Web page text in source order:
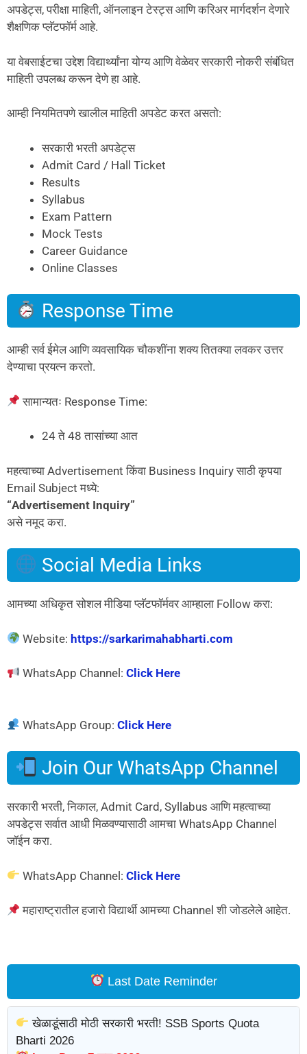
अपडेट्स, परीक्षा माहिती, ऑनलाइन टेस्ट्स आणि करिअर मार्गदर्शन देणारे
शैक्षणिक प्लॅटफॉर्म आहे.
या वेबसाईटचा उद्देश विद्यार्थ्यांना योग्य आणि वेळेवर सरकारी नोकरी संबंधित
माहिती उपलब्ध करून देणे हा आहे.
आम्ही नियमितपणे खालील माहिती अपडेट करत असतो:
सरकारी भरती अपडेट्स
Admit Card / Hall Ticket
Results
Syllabus
Exam Pattern
Mock Tests
Career Guidance
Online Classes
Response Time
आम्ही सर्व ईमेल आणि व्यवसायिक चौकशींना शक्य तितक्या लवकर उत्तर
देण्याचा प्रयत्न करतो.
सामान्यतः Response Time:
24 ते 48 तासांच्या आत
महत्वाच्या Advertisement किंवा Business Inquiry साठी कृपया
Email Subject मध्ये:
“Advertisement Inquiry”
असे नमूद करा.
Social Media Links
आमच्या अधिकृत सोशल मीडिया प्लॅटफॉर्मवर आम्हाला Follow करा:
Website:https://sarkarimahabharti.com
WhatsApp Channel:Click Here
WhatsApp Group:Click Here
Join Our WhatsApp Channel
सरकारी भरती, निकाल, Admit Card, Syllabus आणि महत्वाच्या
अपडेट्स सर्वात आधी मिळवण्यासाठी आमचा WhatsApp Channel
जॉईन करा.
WhatsApp Channel:Click Here
महाराष्ट्रातील हजारो विद्यार्थी आमच्या Channel शी जोडलेले आहेत.
Last Date Reminder
खेळाडूंसाठी मोठी सरकारी भरती! SSB Sports Quota
Bharti 2026